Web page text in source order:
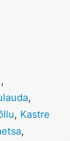
,
,
, Kastre
,